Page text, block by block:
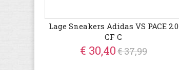
Lage Sneakers Adidas VS PACE 2.0
CF C
€ 30,40€ 37,99